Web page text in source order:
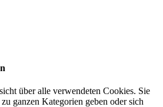
über alle verwendeten Cookies. Sie
ganzen Kategorien geben oder sich